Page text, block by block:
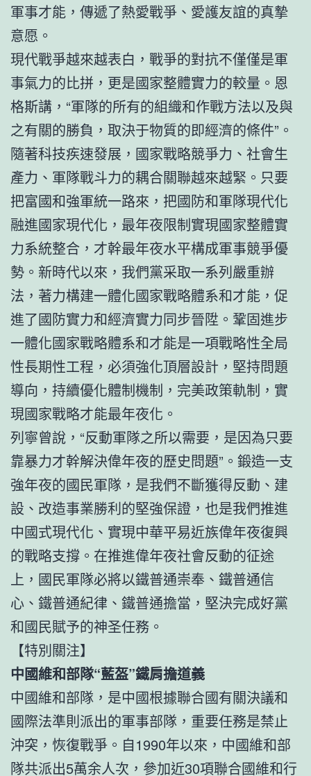
軍事才能，傳遞了熱愛戰爭、愛護友誼的真摯
意愿。
現代戰爭越來越表白，戰爭的對抗不僅僅是軍
事氣力的比拼，更是國家整體實力的較量。恩
格斯講，“軍隊的所有的組織和作戰方法以及與
之有關的勝負，取決于物質的即經濟的條件”。
隨著科技疾速發展，國家戰略競爭力、社會生
產力、軍隊戰斗力的耦合關聯越來越緊。只要
把富國和強軍統一路來，把國防和軍隊現代化
融進國家現代化，最年夜限制實現國家整體實
力系統整合，才幹最年夜水平構成軍事競爭優
勢。新時代以來，我們黨采取一系列嚴重辦
法，著力構建一體化國家戰略體系和才能，促
進了國防實力和經濟實力同步晉陞。鞏固進步
一體化國家戰略體系和才能是一項戰略性全局
性長期性工程，必須強化頂層設計，堅持問題
導向，持續優化體制機制，完美政策軌制，實
現國家戰略才能最年夜化。
列寧曾說，“反動軍隊之所以需要，是因為只要
靠暴力才幹解決偉年夜的歷史問題”。鍛造一支
強年夜的國民軍隊，是我們不斷獲得反動、建
設、改造事業勝利的堅強保證，也是我們推進
中國式現代化、實現中華平易近族偉年夜復興
的戰略支撐。在推進偉年夜社會反動的征途
上，國民軍隊必將以鐵普通崇奉、鐵普通信
心、鐵普通紀律、鐵普通擔當，堅決完成好黨
和國民賦予的神圣任務。
【特別關注】
中國維和部隊“藍盔”鐵肩擔道義
中國維和部隊，是中國根據聯合國有關決議和
國際法準則派出的軍事部隊，重要任務是禁止
沖突，恢復戰爭。自1990年以來，中國維和部
隊共派出5萬余人次，參加近30項聯合國維和行